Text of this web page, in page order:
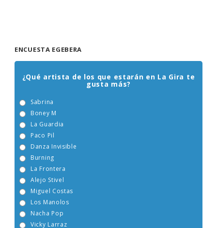
¿Qué artista de los que estarán en La Gira te
gusta más?
Boney M
Burning
Alejo Stivel
Miguel Costas
Nacha Pop